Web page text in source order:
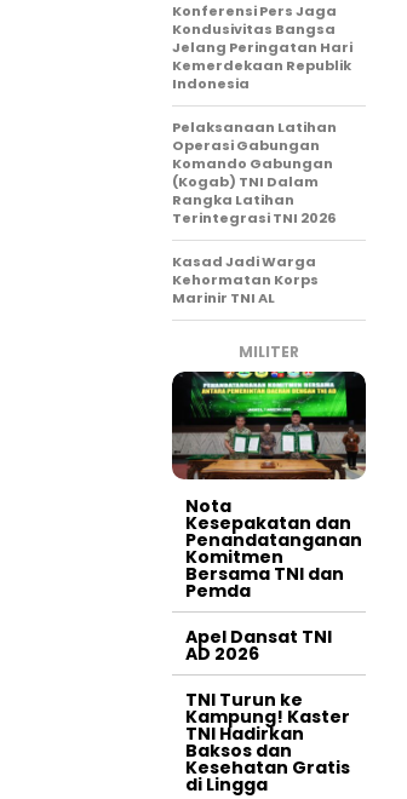
Konferensi Pers Jaga
Kondusivitas Bangsa
Jelang Peringatan Hari
Kemerdekaan Republik
Indonesia
Pelaksanaan Latihan
Operasi Gabungan
Komando Gabungan
(Kogab) TNI Dalam
Rangka Latihan
Terintegrasi TNI 2026
Kasad Jadi Warga
Kehormatan Korps
Marinir TNI AL
MILITER
Nota
Kesepakatan dan
Penandatanganan
Komitmen
Bersama TNI dan
Pemda
Apel Dansat TNI
AD 2026
TNI Turun ke
Kampung! Kaster
TNI Hadirkan
Baksos dan
Kesehatan Gratis
di Lingga